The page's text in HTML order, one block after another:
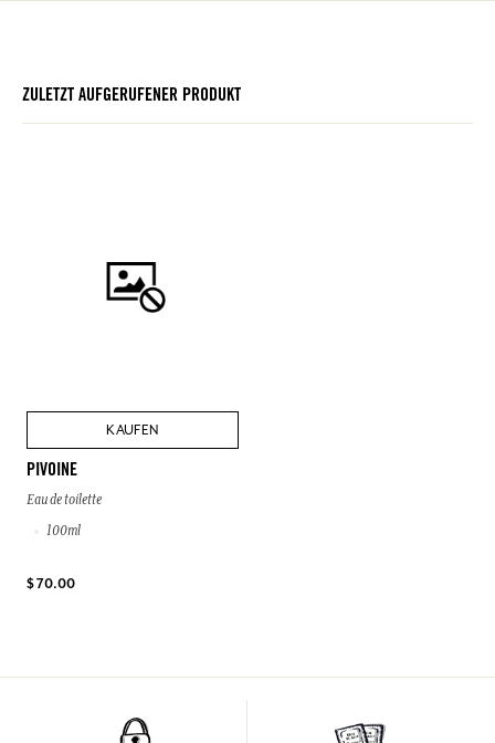
ZULETZT AUFGERUFENER PRODUKT
KAUFEN
PIVOINE
Eau de toilette
100ml
$ 70.00